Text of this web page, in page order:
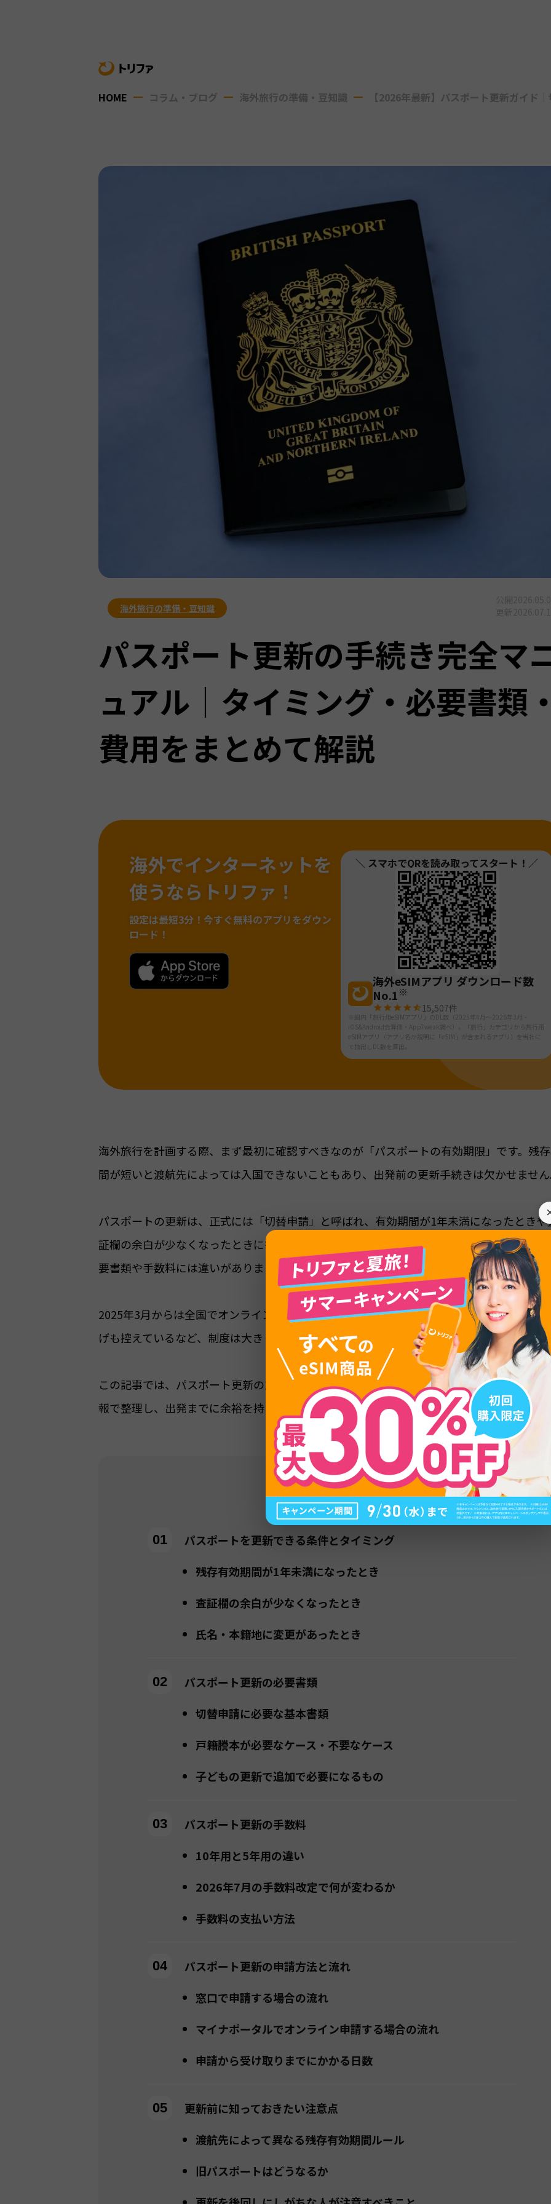
HOME コラム・ブログ 海外旅行の準備・豆知識 【2026年最新】パスポート更新ガイド
海外旅行の準備・豆知識
パスポート更新の手続き完全マ
ュアル｜タイミング・必要書類
費用をまとめて解説
海外でインターネットを
使うならトリファ！
設定は最短3分！ 今すぐ無料のアプリをダウン
ロード！
＼ スマホでQRを読み取ってスタート！／
海外eSIMアプリ ダウンロード数
No.1※
15,507件
※国内「旅行用eSIMアプリ」のDL数（2025年4月～2026年3月・
iOS&Android合算値・AppTweak調べ）。「旅行」カテゴリから旅行用
eSIMアプリ（アプリ名か説明に「eSIM」が含まれるアプリ）を当社に
て抽出しDL数を算出。
海外旅行を計画する際、まず最初に確認すべきなのが「パスポートの有効期限」です。残
間が短いと渡航先によっては入国できないこともあり、出発前の更新手続きは欠かせませ
パスポートの更新は、正式には「切替申請」と呼ばれ、有効期間が1年未満になったときや
証欄の余白が少なくなったときに行います。手続きの流れ自体は新規申請と似ていますが
要書類や手数料には違いがあります。
2025年3月からは全国でオンライン申請が可能となり、2026年7月には手数料の大幅な引き
げも控えているなど、制度は大きく変わってきています。
この記事では、パスポート更新の対象条件・必要書類・手数料・申請の流れを2026年最新
報で整理し、出発までに余裕を持って手続きを終えられるようにポイントをまとめました。
目次
パスポートを更新できる条件とタイミング
残存有効期間が1年未満になったとき
査証欄の余白が少なくなったとき
氏名・本籍地に変更があったとき
パスポート更新の必要書類
切替申請に必要な基本書類
戸籍謄本が必要なケース・不要なケース
子どもの更新で追加で必要になるもの
パスポート更新の手数料
10年用と5年用の違い
2026年7月の手数料改定で何が変わるか
手数料の支払い方法
パスポート更新の申請方法と流れ
窓口で申請する場合の流れ
マイナポータルでオンライン申請する場合の流れ
申請から受け取りまでにかかる日数
更新前に知っておきたい注意点
渡航先によって異なる残存有効期間ルール
旧パスポートはどうなるか